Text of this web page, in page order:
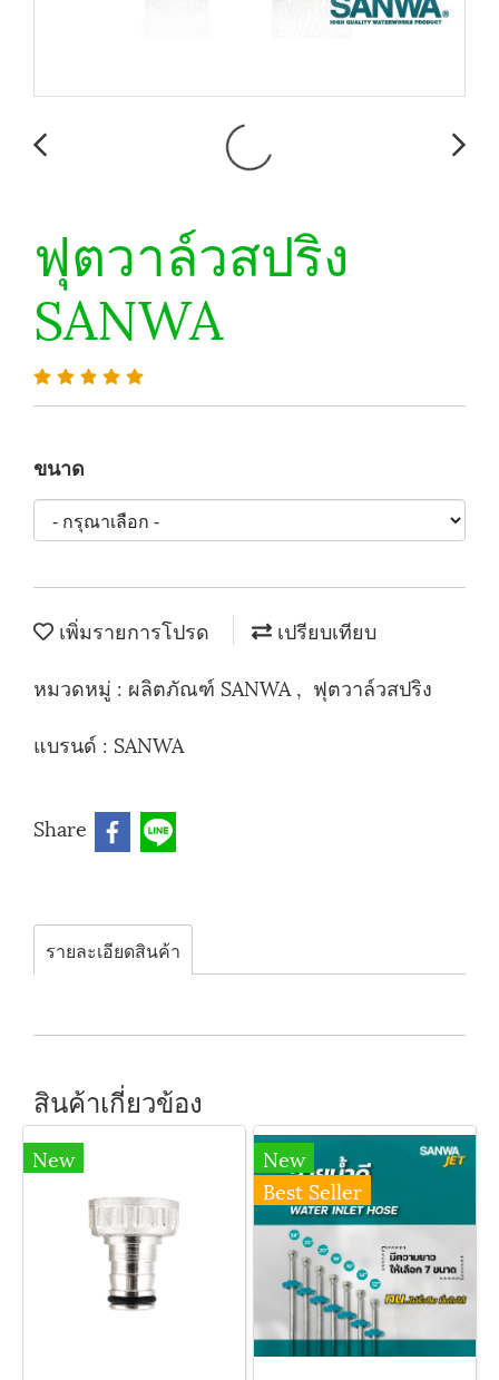
ฟุตวาล์วสปริง
SANWA
ขนาด
เพิ่มรายการโปรด
เปรียบเทียบ
หมวดหมู่ : ผลิตภัณฑ์ SANWA , ฟุตวาล์วสปริง
แบรนด์ : SANWA
Share
รายละเอียดสินค้า
สินค้าเกี่ยวข้อง
New
New
Best Seller